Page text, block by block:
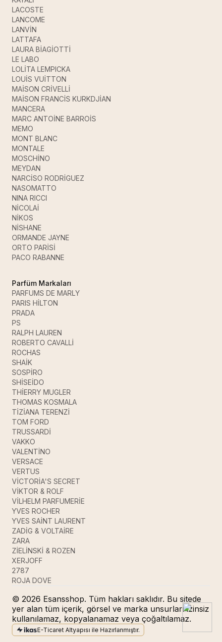
LACOSTE
LANCOME
LANVİN
LATTAFA
LAURA BİAGİOTTİ
LE LABO
LOLİTA LEMPICKA
LOUİS VUİTTON
MAİSON CRİVELLİ
MAİSON FRANCİS KURKDJİAN
MANCERA
MARC ANTOİNE BARROİS
MEMO
MONT BLANC
MONTALE
MOSCHİNO
MEYDAN
NARCİSO RODRİGUEZ
NASOMATTO
NINA RICCI
NİCOLAİ
NİKOS
NİSHANE
ORMANDE JAYNE
ORTO PARİSİ
PACO RABANNE
Parfüm Markaları
PARFUMS DE MARLY
PARIS HİLTON
PRADA
PS
RALPH LAUREN
ROBERTO CAVALLİ
ROCHAS
SHAİK
SOSPİRO
SHİSEİDO
THİERRY MUGLER
THOMAS KOSMALA
TİZİANA TERENZİ
TOM FORD
TRUSSARDİ
VAKKO
VALENTİNO
VERSACE
VERTUS
VİCTORİA'S SECRET
VİKTOR & ROLF
VİLHELM PARFUMERİE
YVES ROCHER
YVES SAİNT LAURENT
ZADİG & VOLTAİRE
ZARA
ZİELİNSKİ & ROZEN
XERJOFF
2787
ROJA DOVE
© 2026 Esansshop. Tüm hakları saklıdır. Bu sitede
yer alan tüm içerik, görsel ve marka unsurları izinsiz
kullanılamaz, kopyalanamaz veya çoğaltılamaz.
E-Ticaret Altyapısı ile Hazırlanmıştır.